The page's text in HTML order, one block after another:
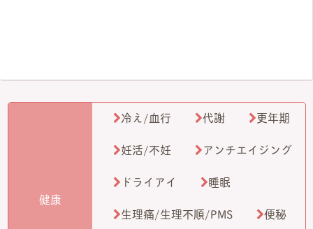
健康
冷え/血行 代謝
更年期
妊活/不妊
アンチエイジング
ドライアイ
睡眠
生理痛/生理不順/PMS
便秘